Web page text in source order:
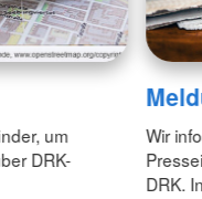
um
DRK-
Wir
DRK.